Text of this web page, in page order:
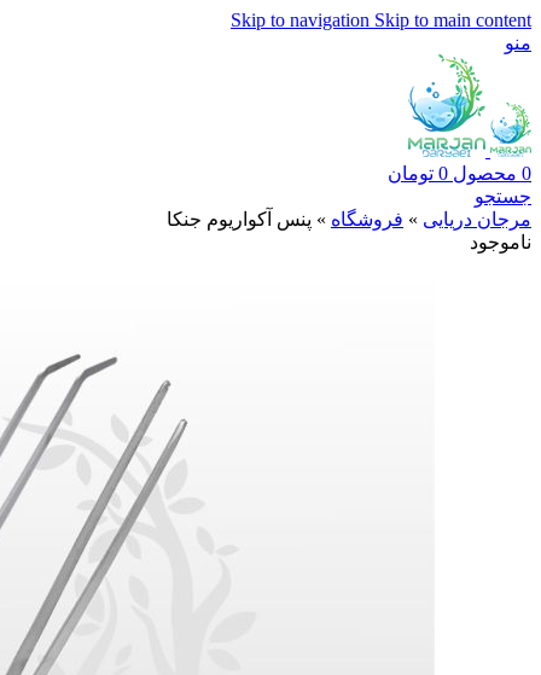
Skip to navigation Skip to main content
منو
0 محصول 0 تومان
جستجو
مرجان دریایی » فروشگاه » پنس آکواریوم جنکا
ناموجود